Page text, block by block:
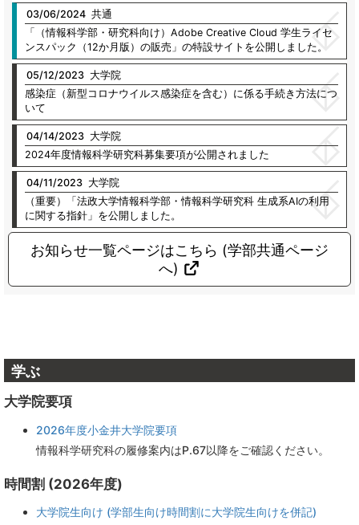
03/06/2024 共通
「（情報科学部・研究科向け）Adobe Creative Cloud 学生ライセ
ンスパック（12か月版）の販売」の特設サイトを公開しました。
05/12/2023 大学院
感染症（新型コロナウイルス感染症を含む）に係る手続き方法につ
いて
04/14/2023 大学院
2024年度情報科学研究科募集要項が公開されました
04/11/2023 大学院
（重要）「法政大学情報科学部・情報科学研究科 生成系AIの利用
に関する指針」を公開しました。
お知らせ一覧ページはこちら (学部共通ページ
へ)
学ぶ
大学院要項
2026年度小金井大学院要項
情報科学研究科の履修案内はP.67以降をご確認ください。
時間割 (2026年度)
大学院生向け (学部生向け時間割に大学院生向けを併記)